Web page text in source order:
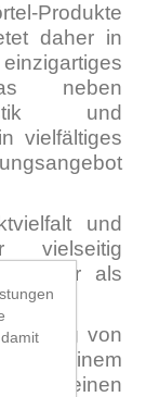
Produkte
daher in
neben
und
vielfältiges
und
vielseitig
mehr als
von
einem
zu seinen